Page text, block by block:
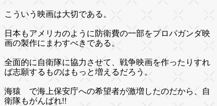
こういう映画は大切である。
日本もアメリカのように防衛費の一部をプロパガンダ映
画の製作にまわすべきである。
全面的に自衛隊に協力させて、戦争映画を作ったりすれ
ば志願するものはもっと増えるだろう。
海猿 で海上保安庁への希望者が激増したのだから、自
衛隊もがんばれ!!